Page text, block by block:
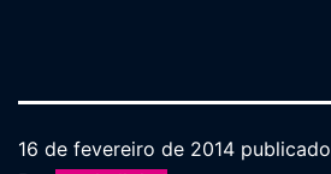
16 de fevereiro de 2014 publicado